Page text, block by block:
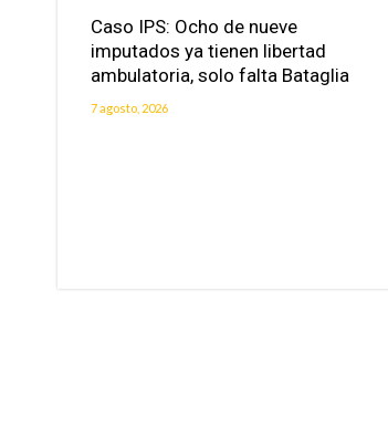
Caso IPS: Ocho de nueve
imputados ya tienen libertad
ambulatoria, solo falta Bataglia
7 agosto, 2026